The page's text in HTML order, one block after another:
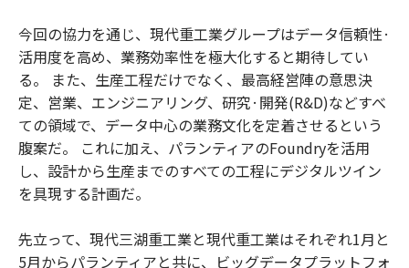
今回の協力を通じ、現代重工業グループはデータ信頼性·
活用度を高め、業務効率性を極大化すると期待してい
る。 また、生産工程だけでなく、最高経営陣の意思決
定、営業、エンジニアリング、研究·開発(R&D)などすべ
ての領域で、データ中心の業務文化を定着させるという
腹案だ。 これに加え、パランティアのFoundryを活用
し、設計から生産までのすべての工程にデジタルツイン
を具現する計画だ。
先立って、現代三湖重工業と現代重工業はそれぞれ1月と
5月からパランティアと共に、ビッグデータプラットフォ